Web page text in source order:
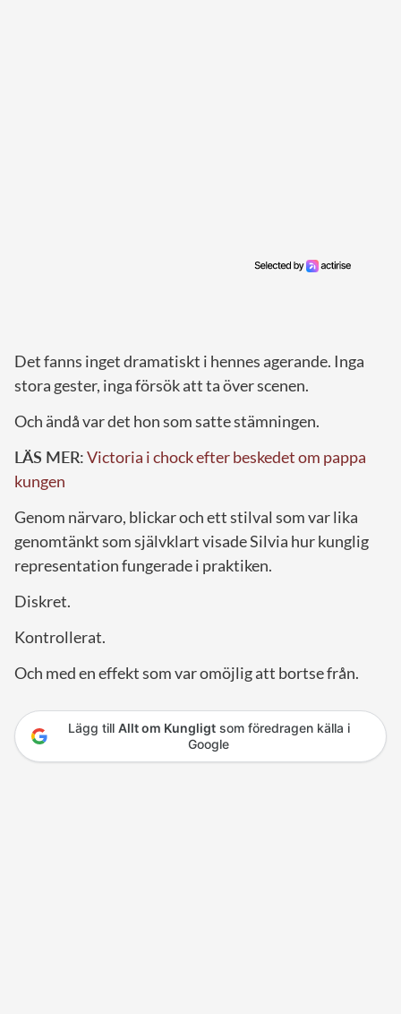
Det fanns inget dramatiskt i hennes agerande. Inga
stora gester, inga försök att ta över scenen.
Och ändå var det hon som satte stämningen.
LÄS MER:Victoria i chock efter beskedet om pappa
kungen
Genom närvaro, blickar och ett stilval som var lika
genomtänkt som självklart visade Silvia hur kunglig
representation fungerade i praktiken.
Diskret.
Kontrollerat.
Och med en effekt som var omöjlig att bortse från.
Lägg till Allt om Kungligtsom föredragen källa i
Google